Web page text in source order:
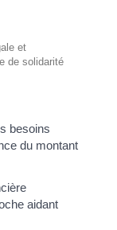
et
de solidarité
besoins
du montant
aidant